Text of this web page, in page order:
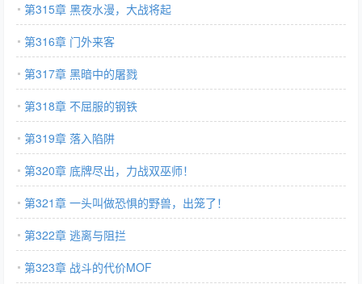
第315章 黑夜水漫，大战将起
第316章 门外来客
第317章 黑暗中的屠戮
第318章 不屈服的钢铁
第319章 落入陷阱
第320章 底牌尽出，力战双巫师！
第321章 一头叫做恐惧的野兽，出笼了！
第322章 逃离与阻拦
第323章 战斗的代价MOF